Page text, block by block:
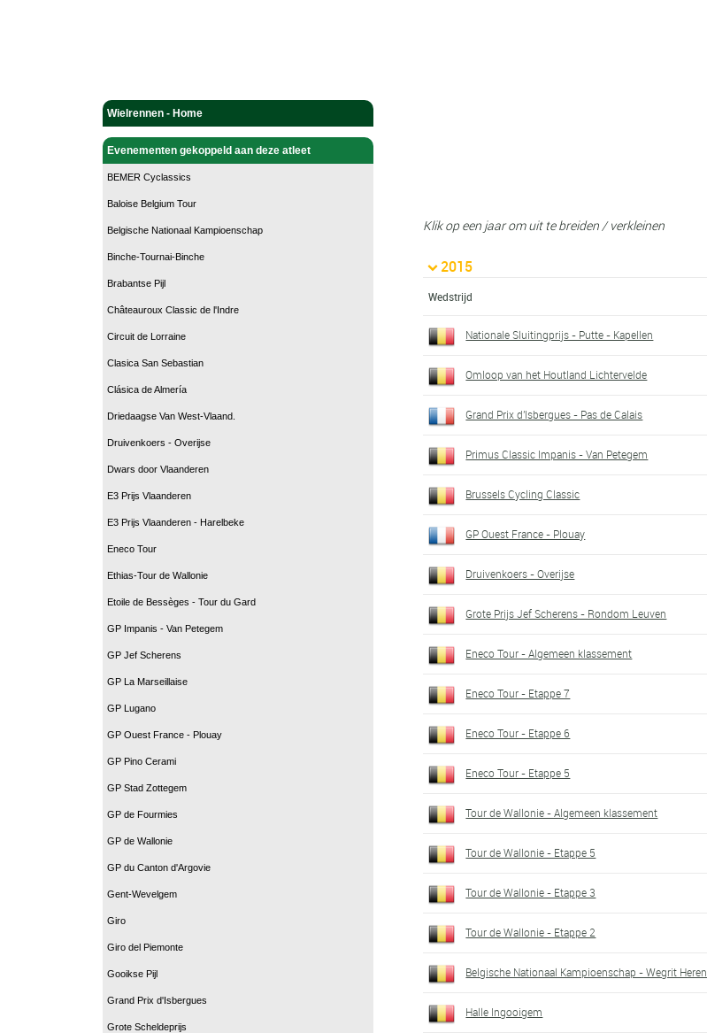
Wielrennen - Home
Evenementen gekoppeld aan deze atleet
BEMER Cyclassics
Baloise Belgium Tour
Belgische Nationaal Kampioenschap
Binche-Tournai-Binche
Brabantse Pijl
Châteauroux Classic de l'Indre
Circuit de Lorraine
Clasica San Sebastian
Clásica de Almería
Driedaagse Van West-Vlaand.
Druivenkoers - Overijse
Dwars door Vlaanderen
E3 Prijs Vlaanderen
E3 Prijs Vlaanderen - Harelbeke
Eneco Tour
Ethias-Tour de Wallonie
Etoile de Bessèges - Tour du Gard
GP Impanis - Van Petegem
GP Jef Scherens
GP La Marseillaise
GP Lugano
GP Ouest France - Plouay
GP Pino Cerami
GP Stad Zottegem
GP de Fourmies
GP de Wallonie
GP du Canton d'Argovie
Gent-Wevelgem
Giro
Giro del Piemonte
Gooikse Pijl
Grand Prix d'Isbergues
Grote Scheldeprijs
Klik op een jaar om uit te breiden / verkleinen
2015
Wedstrijd
Nationale Sluitingprijs - Putte - Kapellen
Omloop van het Houtland Lichtervelde
Grand Prix d'Isbergues - Pas de Calais
Primus Classic Impanis - Van Petegem
Brussels Cycling Classic
GP Ouest France - Plouay
Druivenkoers - Overijse
Grote Prijs Jef Scherens - Rondom Leuven
Eneco Tour - Algemeen klassement
Eneco Tour - Etappe 7
Eneco Tour - Etappe 6
Eneco Tour - Etappe 5
Tour de Wallonie - Algemeen klassement
Tour de Wallonie - Etappe 5
Tour de Wallonie - Etappe 3
Tour de Wallonie - Etappe 2
Belgische Nationaal Kampioenschap - Wegrit Heren
Halle Ingooigem